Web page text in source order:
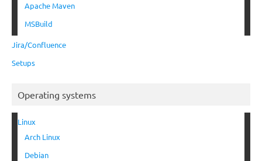
Apache Maven
MSBuild
Jira/Confluence
Setups
Operating systems
Linux
Arch Linux
Debian